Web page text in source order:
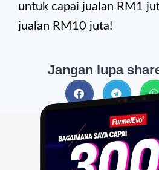
untuk capai jualan RM1
jualan RM10 juta!
Jangan lupa